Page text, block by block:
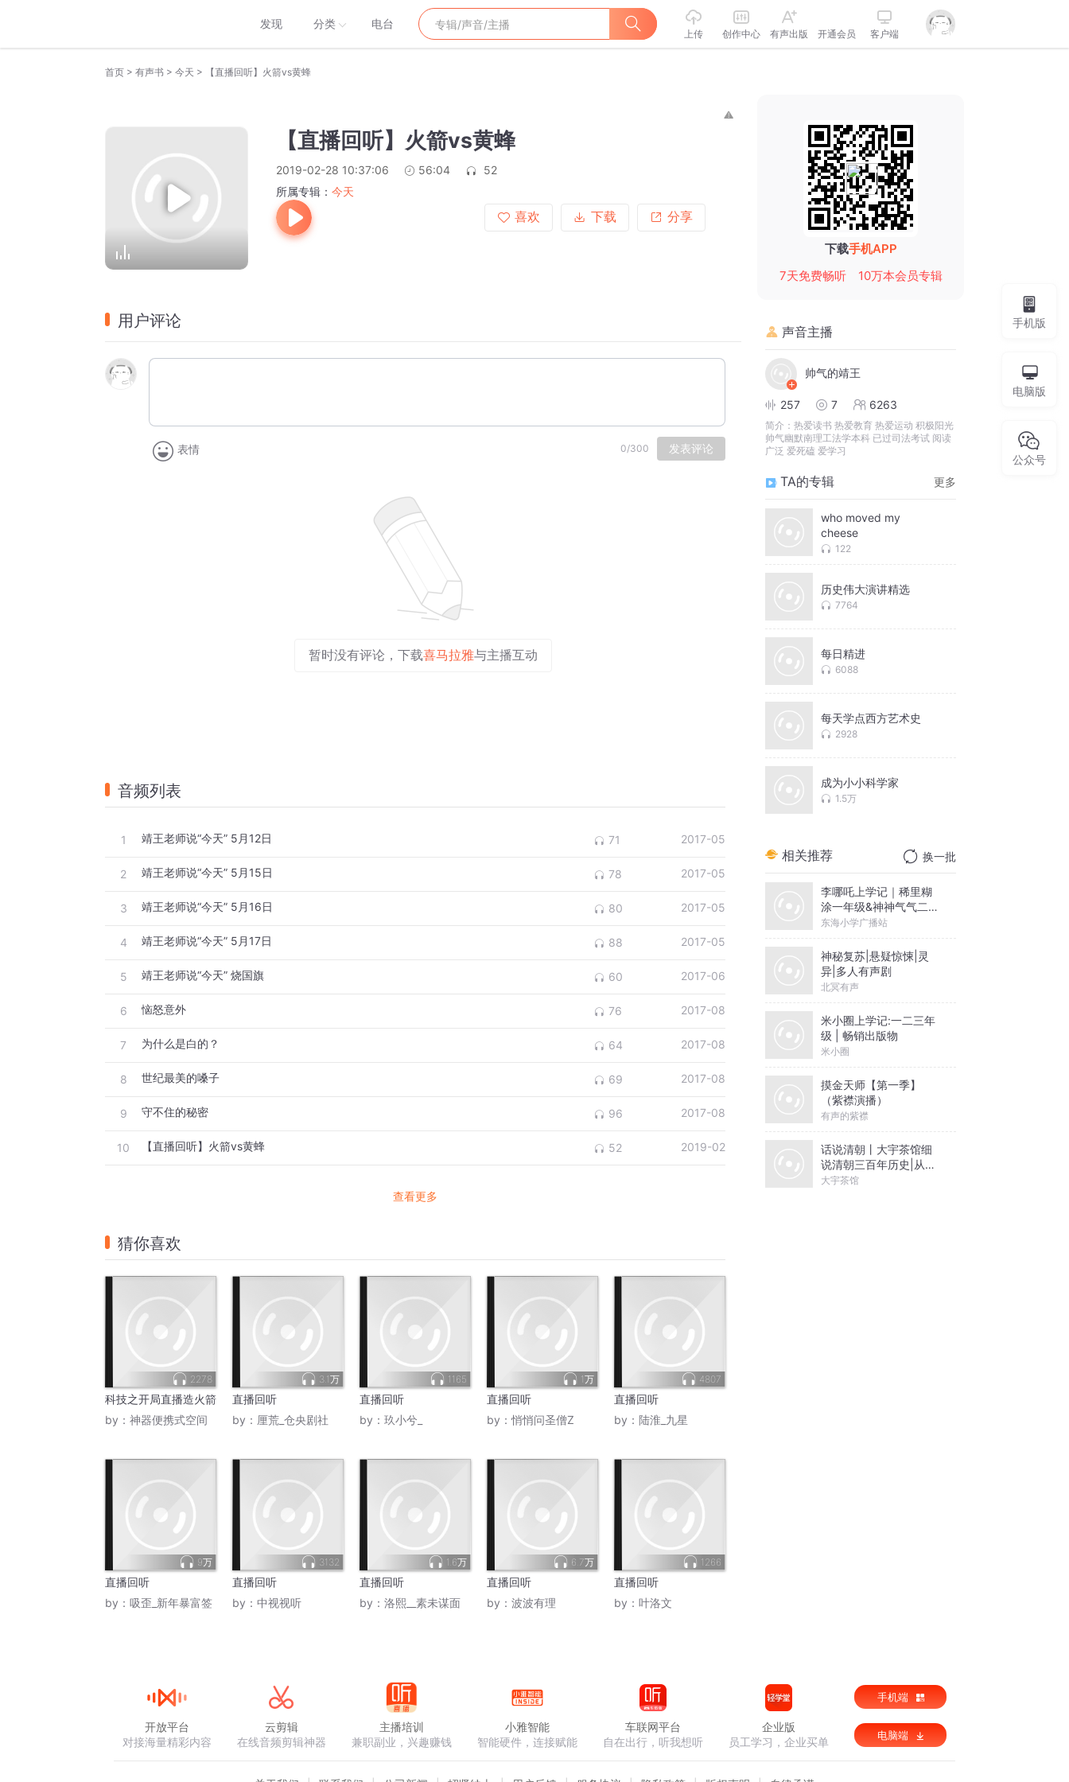
发现 分类 电台
上传 创作中心 有声出版 开通会员 客户端
首页 > 有声书 > 今天 > 【直播回听】火箭vs黄蜂
【直播回听】火箭vs黄蜂
2019-02-28 10:37:06 56:04
52
所属专辑： 今天
喜欢
下载 分享
用户评论
表情 0/300 发表评论
暂时没有评论，下载喜马拉雅与主播互动
音频列表
1 靖王老师说“今天” 5月12日 71 2017-05
2 靖王老师说“今天” 5月15日 78 2017-05
3 靖王老师说“今天” 5月16日 80 2017-05
4 靖王老师说“今天” 5月17日 88 2017-05
5 靖王老师说“今天” 烧国旗 60 2017-06
6 恼怒意外 76 2017-08
7 为什么是白的？ 64 2017-08
8 世纪最美的嗓子 69 2017-08
9 守不住的秘密 96 2017-08
10 【直播回听】火箭vs黄蜂 52 2019-02
查看更多
猜你喜欢
2278
科技之开局直播造火箭
by： 神器便携式空间
3.1万
直播回听
by： 厘荒_仓央剧社
1165
直播回听
by： 玖小兮_
1万
直播回听
by：悄悄问圣僧Z
4807
直播回听
by： 陆淮_九星
9万
直播回听
by： 吸歪_新年暴富签
3132
直播回听
by： 中视视听
1.6万
直播回听
by： 洛熙__素未谋面
6.7万
直播回听
by： 波波有理
1266
直播回听
by： 叶洛文
下载手机APP
7天免费畅听
10万本会员专辑
声音主播
帅气的靖王
257 7 6263
简介： 热爱读书 热爱教育 热爱运动 积极阳光
帅气幽默南理工法学本科 已过司法考试 阅读
广泛 爱死磕 爱学习
TA的专辑 更多
who moved my
cheese
122
历史伟大演讲精选
7764
每日精进
6088
每天学点西方艺术史
2928
成为小小科学家
1.5万
相关推荐 换一批
李哪吒上学记｜稀里糊
涂一年级&神神气气二年
级
东海小学广播站
神秘复苏|悬疑惊悚|灵
异|多人有声剧
北冥有声
米小圈上学记:一二三年
级 | 畅销出版物
米小圈
摸金天师【第一季】
（紫襟演播）
有声的紫襟
话说清朝丨大宇茶馆细
说清朝三百年历史|从努
尔哈赤到末代皇帝溥仪|
大宇茶馆
手机版
电脑版
公众号
开放平台
对接海量精彩内容
云剪辑
在线音频剪辑神器
主播培训
兼职副业，兴趣赚钱
小雅智能
智能硬件，连接赋能
车联网平台
自在出行，听我想听
企业版
员工学习，企业买单
手机端
电脑端